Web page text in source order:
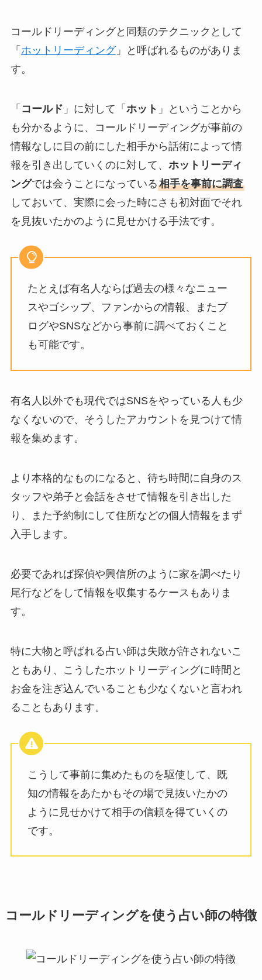
コールドリーディングと同類のテクニックとして
「 ホットリーディング」と呼ばれるものがありま
す。
「 コールド 」に対して「 ホット 」ということから
も分かるように、コールドリーディングが事前の
情報なしに目の前にした相手から話術によって情
報を引き出していくのに対して、 ホットリーディ
ングでは会うことになっている相手を事前に調査
しておいて、実際に会った時にさも初対面でそれ
を見抜いたかのように見せかける手法です。
たとえば有名人ならば過去の様々なニュー
スやゴシップ、ファンからの情報、またブ
ログやSNSなどから事前に調べておくこと
も可能です。
有名人以外でも現代ではSNSをやっている人も少
なくないので、そうしたアカウントを見つけて情
報を集めます。
より本格的なものになると、待ち時間に自身のス
タッフや弟子と会話をさせて情報を引き出した
り、また予約制にして住所などの個人情報をまず
入手します。
必要であれば探偵や興信所のように家を調べたり
尾行などをして情報を収集するケースもありま
す。
特に大物と呼ばれる占い師は失敗が許されないこ
ともあり、こうしたホットリーディングに時間と
お金を注ぎ込んでいることも少なくないと言われ
ることもあります。
こうして事前に集めたものを駆使して、既
知の情報をあたかもその場で見抜いたかの
ように見せかけて相手の信頼を得ていくの
です。
コールドリーディングを使う占い師の特徴